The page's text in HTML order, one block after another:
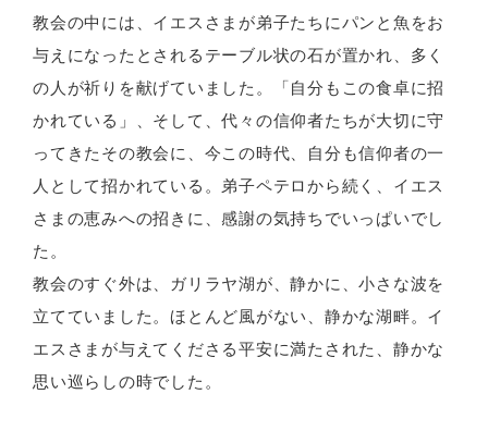
教会の中には、イエスさまが弟子たちにパンと魚をお
与えになったとされるテーブル状の石が置かれ、多く
の人が祈りを献げていました。「自分もこの食卓に招
かれている」、そして、代々の信仰者たちが大切に守
ってきたその教会に、今この時代、自分も信仰者の一
人として招かれている。弟子ペテロから続く、イエス
さまの恵みへの招きに、感謝の気持ちでいっぱいでし
た。
教会のすぐ外は、ガリラヤ湖が、静かに、小さな波を
立てていました。ほとんど風がない、静かな湖畔。イ
エスさまが与えてくださる平安に満たされた、静かな
思い巡らしの時でした。